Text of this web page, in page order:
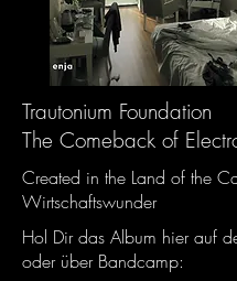
Trautonium Foundation
The Comeback of
Created in the Land of the
Wirtschaftswunder
Hol Dir das Album hier auf
oder über Bandcamp: